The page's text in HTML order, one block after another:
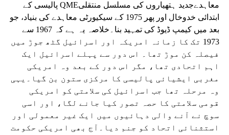
معاہدےجدید ہتھیاروں کی مسلسل منتقلیQME پالیسی کے
ابتدائی خدوخال اور پھر 1975 کے سیکیورٹی معاہدے کی بنیاد، جو
بعد میں کیمپ ڈیوڈ کی تمہید بنا۔خلاصہ یہ ہے کہ 1967 سے
1973 تک کا زمانہ امریکہ اور اسرائیل گٹھ جوڑ میں
فیصلہ کن موڑ تھا۔ اس دور سے پہلے اسرائیل ایک
اہم اتحادی تھا، مگر اس دور کے بعد وہ امریکی
مغربی ایشیائی پالیسی کا مرکزی ستون بن گیا۔یہی
وہ مرحلہ تھا جب اسرائیل کی سلامتی کو امریکی
قومی سلامتی کا حصہ تصور کیا جانے لگا، اور اسی
سوچ نے آنے والی دہائیوں میں ایک غیر معمولی اور
استثنائی اتحاد کو جنم دیا۔آج بھی امریکی حکومت